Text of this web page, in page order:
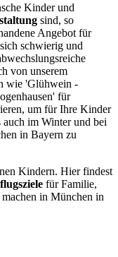
Kinder und
sind, so
Angebot für
schwierig und
von unserem
wie 'Glühwein -
für
um für Ihre Kinder
auch im Winter und bei
in Bayern zu
Kindern. Hier findest
für Familie,
in München in